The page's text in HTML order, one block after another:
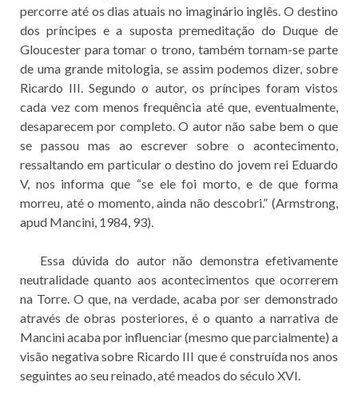
percorre até os dias atuais no imaginário inglês. O destino
dos príncipes e a suposta premeditação do Duque de
Gloucester para tomar o trono, também tornam-se parte
de uma grande mitologia, se assim podemos dizer, sobre
Ricardo III. Segundo o autor, os príncipes foram vistos
cada vez com menos frequência até que, eventualmente,
desaparecem por completo. O autor não sabe bem o que
se passou mas ao escrever sobre o acontecimento,
ressaltando em particular o destino do jovem rei Eduardo
V, nos informa que “se ele foi morto, e de que forma
morreu, até o momento, ainda não descobri.” (Armstrong,
apud Mancini, 1984, 93).
Essa dúvida do autor não demonstra efetivamente
neutralidade quanto aos acontecimentos que ocorrerem
na Torre. O que, na verdade, acaba por ser demonstrado
através de obras posteriores, é o quanto a narrativa de
Mancini acaba por influenciar (mesmo que parcialmente) a
visão negativa sobre Ricardo III que é construída nos anos
seguintes ao seu reinado, até meados do século XVI.